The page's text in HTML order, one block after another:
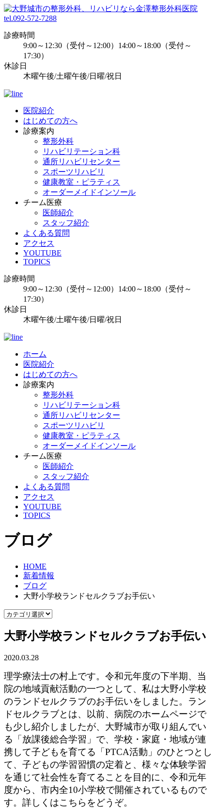
tel.092-572-7288
診療時間
9:00～12:30（受付～12:00）14:00～18:00（受付～
17:30）
休診日
木曜午後/土曜午後/日曜/祝日
医院紹介
はじめての方へ
診療案内
整形外科
リハビリテーション科
通所リハビリセンター
スポーツリハビリ
健康教室・ピラティス
オーダーメイドインソール
チーム医療
医師紹介
スタッフ紹介
よくある質問
アクセス
YOUTUBE
TOPICS
診療時間
9:00～12:30（受付～12:00）14:00～18:00（受付～
17:30）
休診日
木曜午後/土曜午後/日曜/祝日
ホーム
医院紹介
はじめての方へ
診療案内
整形外科
リハビリテーション科
通所リハビリセンター
スポーツリハビリ
健康教室・ピラティス
オーダーメイドインソール
チーム医療
医師紹介
スタッフ紹介
よくある質問
アクセス
YOUTUBE
TOPICS
ブログ
HOME
新着情報
ブログ
大野小学校ランドセルクラブお手伝い
大野小学校ランドセルクラブお手伝い
2020.03.28
理学療法士の村上です。令和元年度の下半期、当
院の地域貢献活動の一つとして、私は大野小学校
のランドセルクラブのお手伝いをしました。ラン
ドセルクラブとは、以前、病院のホームページで
も少し紹介しましたが、大野城市が取り組んでい
る「放課後総合学習」で、学校・家庭・地域が連
携して子どもを育てる「PTCA活動」のひとつとし
て、子どもの学習習慣の定着と、様々な体験学習
を通じて社会性を育てることを目的に、令和元年
度から、市内全10小学校で開催されているもので
す。詳しくはこちらをどうぞ。